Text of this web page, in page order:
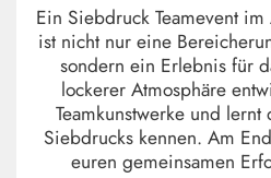
Ein Siebdruck Teamevent
ist nicht nur eine
sondern ein Erlebnis für
lockerer Atmosphäre
Teamkunstwerke und
Siebdrucks kennen. Am
euren gemeinsamen